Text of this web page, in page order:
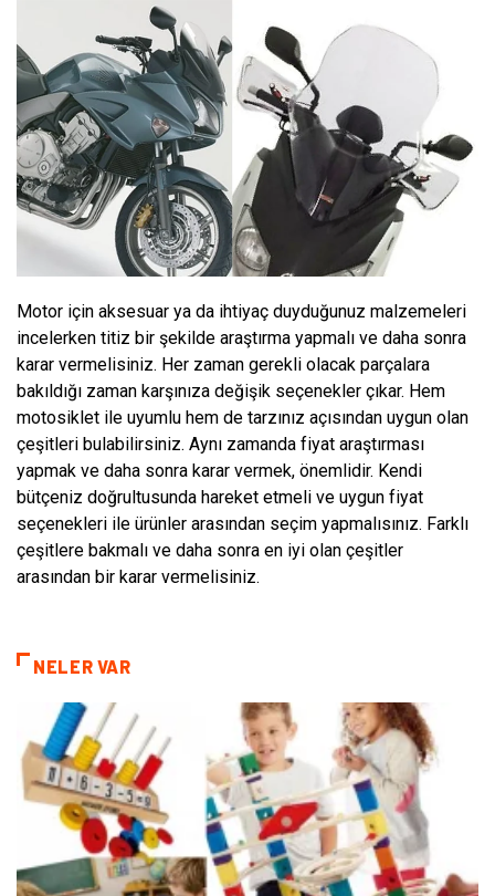
Motor için aksesuar ya da ihtiyaç duyduğunuz malzemeleri
incelerken titiz bir şekilde araştırma yapmalı ve daha sonra
karar vermelisiniz. Her zaman gerekli olacak parçalara
bakıldığı zaman karşınıza değişik seçenekler çıkar. Hem
motosiklet ile uyumlu hem de tarzınız açısından uygun olan
çeşitleri bulabilirsiniz. Aynı zamanda fiyat araştırması
yapmak ve daha sonra karar vermek, önemlidir. Kendi
bütçeniz doğrultusunda hareket etmeli ve uygun fiyat
seçenekleri ile ürünler arasından seçim yapmalısınız. Farklı
çeşitlere bakmalı ve daha sonra en iyi olan çeşitler
arasından bir karar vermelisiniz.
NELER VAR